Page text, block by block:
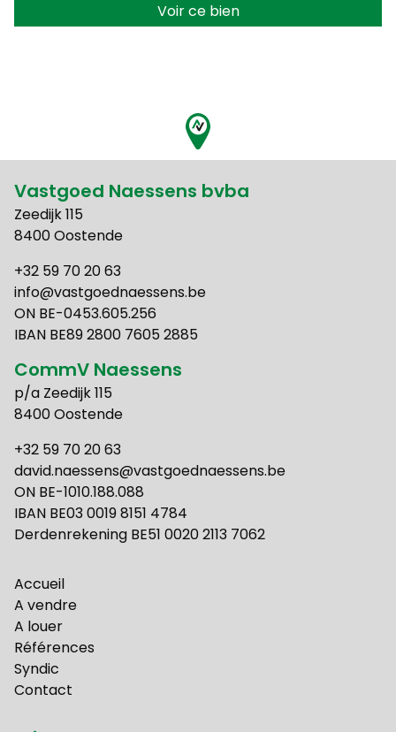
Voir ce bien
Vastgoed Naessens bvba
Zeedijk 115
8400 Oostende
+32 59 70 20 63
info@vastgoednaessens.be
ON BE-0453.605.256
IBAN BE89 2800 7605 2885
CommV Naessens
p/a Zeedijk 115
8400 Oostende
+32 59 70 20 63
david.naessens@vastgoednaessens.be
ON BE-1010.188.088
IBAN BE03 0019 8151 4784
Derdenrekening BE51 0020 2113 7062
Accueil
A vendre
A louer
Références
Syndic
Contact